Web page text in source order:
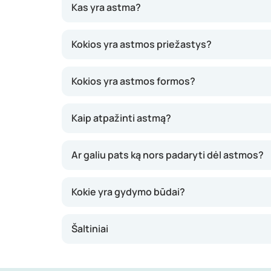
Kas yra astma?
Astma yra lėtinis kvėpavimo takų
arba švokštimą, daug kosėja, o dėl šios ligos
Kokios yra astmos priežastys?
Kokios yra astmos formos?
Kaip atpažinti astmą?
Ar galiu pats ką nors padaryti dėl astmos?
Kokie yra gydymo būdai?
Šaltiniai